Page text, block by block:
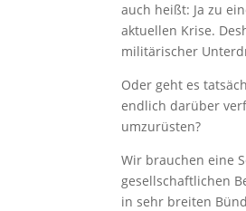
auch heißt: Ja zu
aktuellen Krise.
militärischer
Oder geht es
endlich darüber
umzurüsten?
Wir brauchen eine
gesellschaftlichen
in sehr breiten